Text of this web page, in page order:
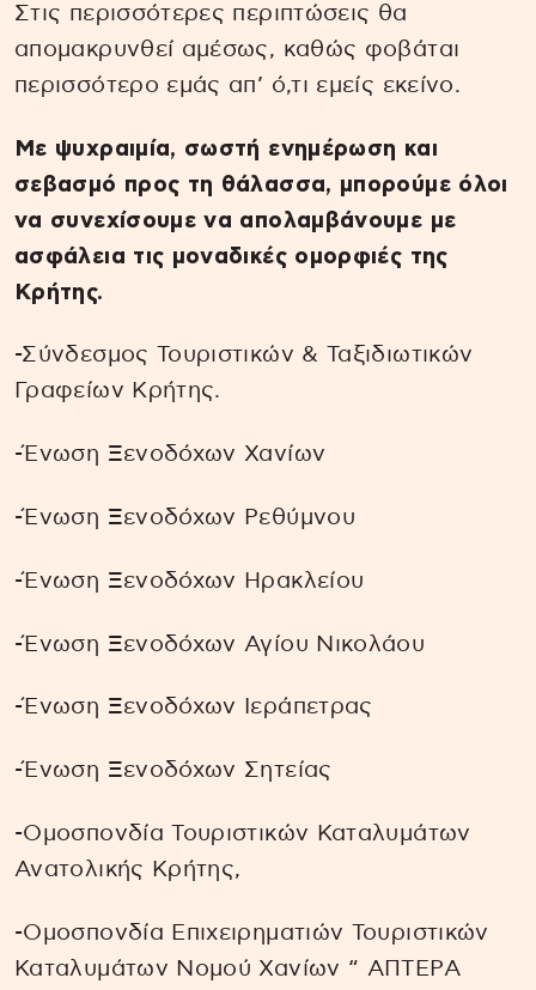
Στις περισσότερες περιπτώσεις θα
απομακρυνθεί αμέσως, καθώς φοβάται
περισσότερο εμάς απ’ ό,τι εμείς εκείνο.
Με ψυχραιμία, σωστή ενημέρωση και
σεβασμό προς τη θάλασσα, μπορούμε όλοι
να συνεχίσουμε να απολαμβάνουμε με
ασφάλεια τις μοναδικές ομορφιές της
Κρήτης.
-Σύνδεσμος Τουριστικών & Ταξιδιωτικών
Γραφείων Κρήτης.
-Ένωση Ξενοδόχων Χανίων
-Ένωση Ξενοδόχων Ρεθύμνου
-Ένωση Ξενοδόχων Ηρακλείου
-Ένωση Ξενοδόχων Αγίου Νικολάου
-Ένωση Ξενοδόχων Ιεράπετρας
-Ένωση Ξενοδόχων Σητείας
-Ομοσπονδία Τουριστικών Καταλυμάτων
Ανατολικής Κρήτης,
-Ομοσπονδία Επιχειρηματιών Τουριστικών
Καταλυμάτων Νομού Χανίων “ ΑΠΤΕΡΑ